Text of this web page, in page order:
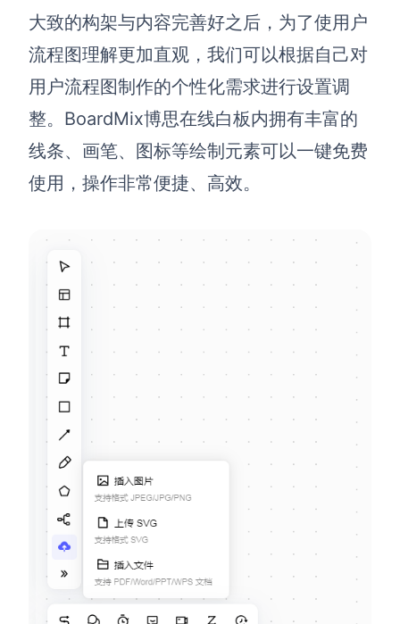
大致的构架与内容完善好之后，为了使用户
流程图理解更加直观，我们可以根据自己对
用户流程图制作的个性化需求进行设置调
整。BoardMix博思在线白板内拥有丰富的
线条、画笔、图标等绘制元素可以一键免费
使用，操作非常便捷、高效。